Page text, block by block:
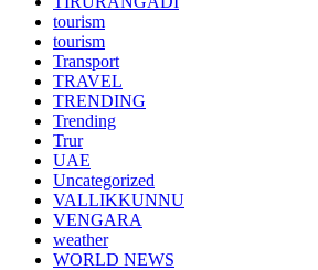
tourism
tourism
Transport
TRAVEL
TRENDING
Trending
Trur
UAE
Uncategorized
VALLIKKUNNU
VENGARA
weather
WORLD NEWS